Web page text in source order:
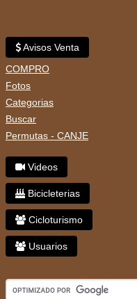
Avisos Venta
COMPRO
Fotos
Categorias
Buscar
Permutas - CANJE
Videos
Bicicleterias
Cicloturismo
Usuarios